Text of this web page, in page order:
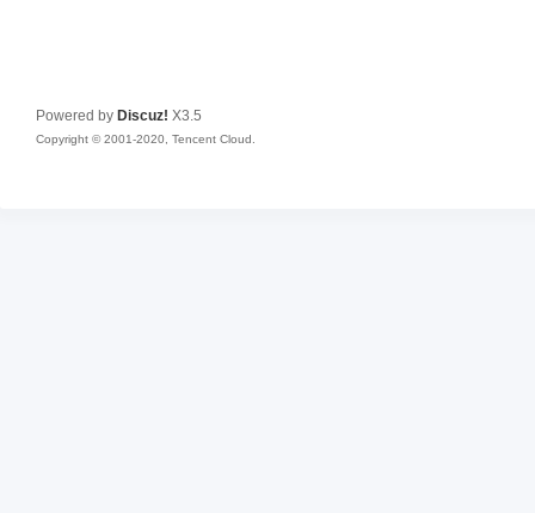
Powered by Discuz! X3.5
Copyright © 2001-2020, Tencent Cloud.